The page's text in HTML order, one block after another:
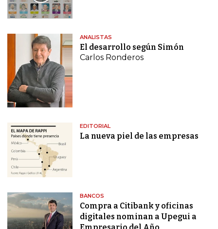
ANALISTAS
El desarrollo según Simón
Carlos Ronderos
EDITORIAL
La nueva piel de las empresas
BANCOS
Compra a Citibank y oficinas
digitales nominan a Upegui a